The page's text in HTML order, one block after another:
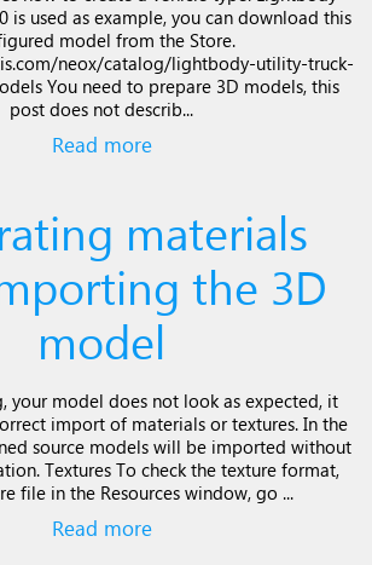
is used as example, you can download this
model from the Store.
neox/catalog/lightbody-utility-truck-
You need to prepare 3D models, this
post does not describ...
Read more
materials
the 3D
model
your model does not look as expected, it
import of materials or textures. In the
source models will be imported without
Textures To check the texture format,
file in the Resources window, go ...
Read more